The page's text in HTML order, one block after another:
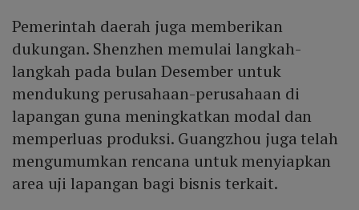
Pemerintah daerah juga memberikan
dukungan. Shenzhen memulai langkah-
langkah pada bulan Desember untuk
mendukung perusahaan-perusahaan di
lapangan guna meningkatkan modal dan
memperluas produksi. Guangzhou juga telah
mengumumkan rencana untuk menyiapkan
area uji lapangan bagi bisnis terkait.